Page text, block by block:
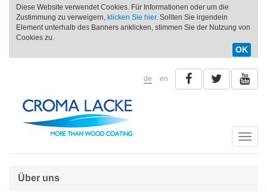
Diese Website verwendet Cookies. Für Informationen oder um die
Zustimmung zu verweigern, klicken Sie hier. Sollten Sie irgendein
Element unterhalb des Banners anklicken, stimmen Sie der Nutzung von
Cookies zu.
OK
de en
Toggle
Über uns